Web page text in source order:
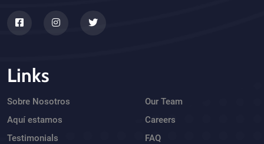
Links
Sobre Nosotros
Aquí estamos
Testimonials
Our Team
Careers
FAQ